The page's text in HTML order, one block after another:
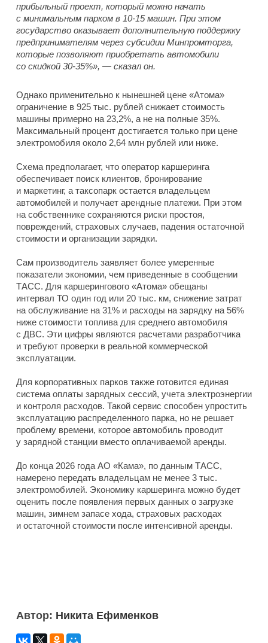
прибыльный проект, который можно начать
с минимальным парком в 10-15 машин. При этом
государство оказывает дополнительную поддержку
предпринимателям через субсидии Минпромторга,
которые позволяют приобретать автомобили
со скидкой 30-35%», — сказал он.
Однако применительно к нынешней цене «Атома»
ограничение в 925 тыс. рублей снижает стоимость
машины примерно на 23,2%, а не на полные 35%.
Максимальный процент достигается только при цене
электромобиля около 2,64 млн рублей или ниже.
Схема предполагает, что оператор каршеринга
обеспечивает поиск клиентов, бронирование
и маркетинг, а таксопарк остается владельцем
автомобилей и получает арендные платежи. При этом
на собственнике сохраняются риски простоя,
повреждений, страховых случаев, падения остаточной
стоимости и организации зарядки.
Сам производитель заявляет более умеренные
показатели экономии, чем приведенные в сообщении
ТАСС. Для каршерингового «Атома» обещаны
интервал ТО один год или 20 тыс. км, снижение затрат
на обслуживание на 31% и расходы на зарядку на 56%
ниже стоимости топлива для среднего автомобиля
с ДВС. Эти цифры являются расчетами разработчика
и требуют проверки в реальной коммерческой
эксплуатации.
Для корпоративных парков также готовится единая
система оплаты зарядных сессий, учета электроэнергии
и контроля расходов. Такой сервис способен упростить
эксплуатацию распределенного парка, но не решает
проблему времени, которое автомобиль проводит
у зарядной станции вместо оплачиваемой аренды.
До конца 2026 года АО «Кама», по данным ТАСС,
намерено передать владельцам не менее 3 тыс.
электромобилей. Экономику каршеринга можно будет
оценить после появления первых данных о загрузке
машин, зимнем запасе хода, страховых расходах
и остаточной стоимости после интенсивной аренды.
Автор: Никита Ефименков